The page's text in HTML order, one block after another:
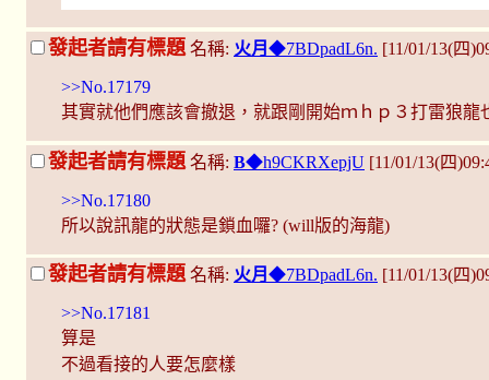
發起者請有標題 名稱: 火月 ◆7BDpadL6n. [11/01/13(四
>>No.17179
其實就他們應該會撤退，就跟剛開始ｍｈｐ３打雷狼龍
發起者請有標題 名稱: B◆h9CKRXepjU [11/01/13(四
>>No.17180
所以說訊龍的狀態是鎖血囉? (will版的海龍)
發起者請有標題 名稱: 火月 ◆7BDpadL6n. [11/01/13(四
>>No.17181
算是
不過看接的人要怎麼樣